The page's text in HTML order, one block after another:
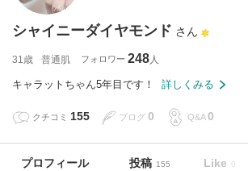
シャイニーダイヤモンド さん
31歳 普通肌 フォロワー 248
キャラットちゃん5年目です！ 詳しくみる
クチコミ 155 ブログ 0 Q&A 0
プロフィール 投稿 155 Like 0